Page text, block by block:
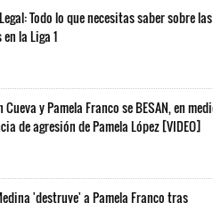
Todo lo que necesitas saber sobre las
la Liga 1
y Pamela Franco se BESAN, en
de agresión de Pamela López [VIDEO]
'destruye' a Pamela Franco tras